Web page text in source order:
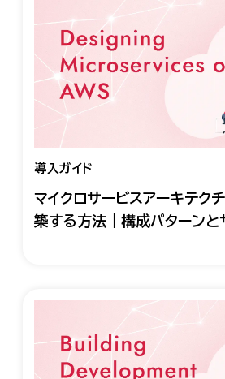
導入ガイド
マイクロサービスアーキテク
築する方法｜構成パターンと